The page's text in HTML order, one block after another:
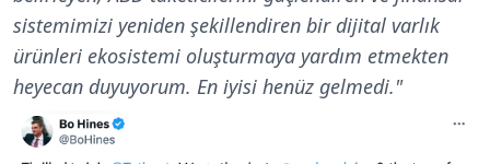
sistemimizi yeniden şekillendiren bir dijital varlık
ürünleri ekosistemi oluşturmaya yardım etmekten
heyecan duyuyorum. En iyisi henüz gelmedi."